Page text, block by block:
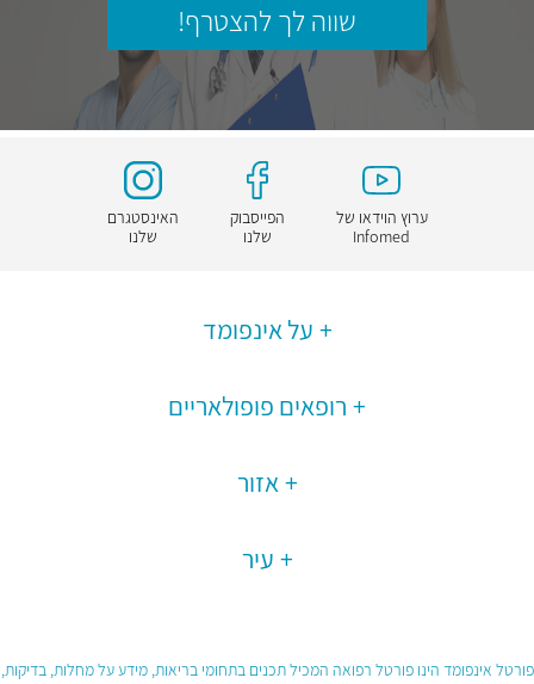
שווה לך להצטרף!
ערוץ הוידאו של
Infomed
הפייסבוק
שלנו
האינסטגרם
שלנו
על אינפומד
רופאים פופולאריים
אזור
עיר
פורטל אינפומד הינו פורטל רפואה המכיל תכנים בתחומי בריאות, מידע על מחלות, בדיקות,